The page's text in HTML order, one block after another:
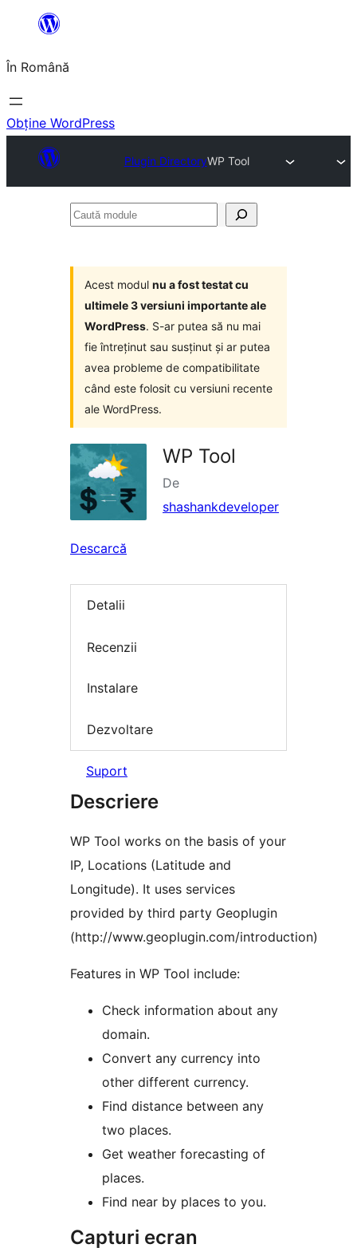
conținut
În Română
Obține WordPress
Plugin DirectoryWP Tool
Caută
Acest modul nu a fost testat cu
ultimele 3 versiuni importante ale
WordPress. S-ar putea să nu mai
fie întreținut sau susținut și ar putea
avea probleme de compatibilitate
când este folosit cu versiuni recente
ale WordPress.
WP Tool
De
shashankdeveloper
Descarcă
Detalii
Recenzii
Instalare
Dezvoltare
Suport
Descriere
WP Tool works on the basis of your
IP, Locations (Latitude and
Longitude). It uses services
provided by third party Geoplugin
(http://www.geoplugin.com/introduction)
Features in WP Tool include:
Check information about any
domain.
Convert any currency into
other different currency.
Find distance between any
two places.
Get weather forecasting of
places.
Find near by places to you.
Capturi ecran